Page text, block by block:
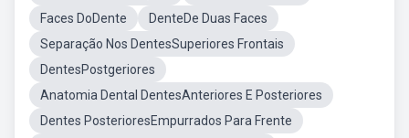
Faces DoDente
DenteDe Duas Faces
Separação Nos DentesSuperiores Frontais
DentesPostgeriores
Anatomia Dental DentesAnteriores E Posteriores
Dentes PosterioresEmpurrados Para Frente